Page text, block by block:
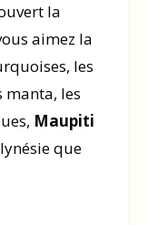
la
aimez la
les
manta, les
Maupiti
que